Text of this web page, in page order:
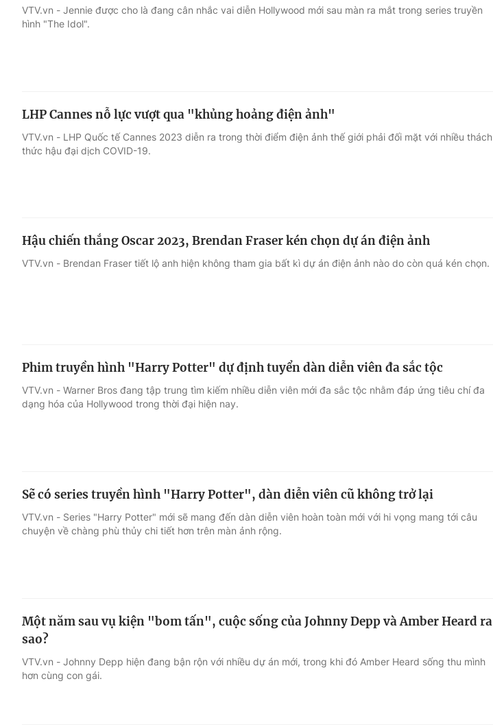
VTV.vn - Jennie được cho là đang cân nhắc vai diễn Hollywood mới sau màn ra mắt trong series truyền
hình "The Idol".
LHP Cannes nỗ lực vượt qua "khủng hoảng điện ảnh"
VTV.vn - LHP Quốc tế Cannes 2023 diễn ra trong thời điểm điện ảnh thế giới phải đối mặt với nhiều thách
thức hậu đại dịch COVID-19.
Hậu chiến thắng Oscar 2023, Brendan Fraser kén chọn dự án điện ảnh
VTV.vn - Brendan Fraser tiết lộ anh hiện không tham gia bất kì dự án điện ảnh nào do còn quá kén chọn.
Phim truyền hình "Harry Potter" dự định tuyển dàn diễn viên đa sắc tộc
VTV.vn - Warner Bros đang tập trung tìm kiếm nhiều diễn viên mới đa sắc tộc nhằm đáp ứng tiêu chí đa
dạng hóa của Hollywood trong thời đại hiện nay.
Sẽ có series truyền hình "Harry Potter", dàn diễn viên cũ không trở lại
VTV.vn - Series "Harry Potter" mới sẽ mang đến dàn diễn viên hoàn toàn mới với hi vọng mang tới câu
chuyện về chàng phù thủy chi tiết hơn trên màn ảnh rộng.
Một năm sau vụ kiện "bom tấn", cuộc sống của Johnny Depp và Amber Heard ra
sao?
VTV.vn - Johnny Depp hiện đang bận rộn với nhiều dự án mới, trong khi đó Amber Heard sống thu mình
hơn cùng con gái.